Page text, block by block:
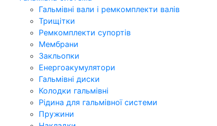
Гальмівні вали і ремкомплекти валів
Трищітки
Ремкомплекти супортів
Мембрани
Закльопки
Енергоакумулятори
Гальмівні диски
Колодки гальмівні
Рідина для гальмівної системи
Пружини